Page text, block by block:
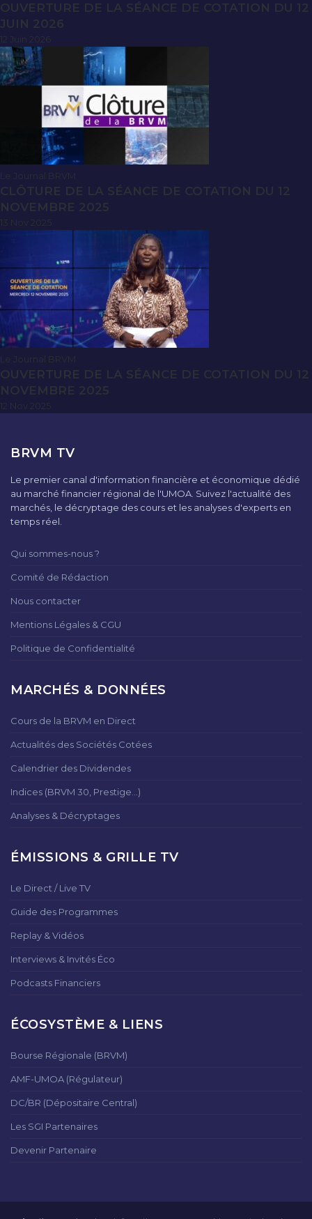
OUVERTURE DE LA SÉANCE DE COTATION DU 12
JUIN 2026
Le Journal BRVM
CLÔTURE DE LA SÉANCE DE COTATION DU 12
NOVEMBRE 2025
Le Journal BRVM
OUVERTURE DE LA SÉANCE DE COTATION DU 12
NOVEMBRE 2025
BRVM TV
Le premier canal d'information financière et économique dédié
au marché financier régional de l'UMOA. Suivez l'actualité des
marchés, le décryptage des cours et les analyses d'experts en
temps réel.
Qui sommes-nous ?
Comité de Rédaction
Nous contacter
Mentions Légales & CGU
Politique de Confidentialité
MARCHÉS & DONNÉES
Cours de la BRVM en Direct
Actualités des Sociétés Cotées
Calendrier des Dividendes
Indices (BRVM 30, Prestige...)
Analyses & Décryptages
ÉMISSIONS & GRILLE TV
Le Direct / Live TV
Guide des Programmes
Replay & Vidéos
Interviews & Invités Éco
Podcasts Financiers
ÉCOSYSTÈME & LIENS
Bourse Régionale (BRVM)
AMF-UMOA (Régulateur)
DC/BR (Dépositaire Central)
Les SGI Partenaires
Devenir Partenaire